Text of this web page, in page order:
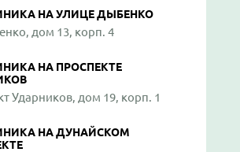
НА УЛИЦЕ ДЫБЕНКО
дом 13, корп. 4
НА ПРОСПЕКТЕ
Ударников, дом 19, корп. 1
НА ДУНАЙСКОМ